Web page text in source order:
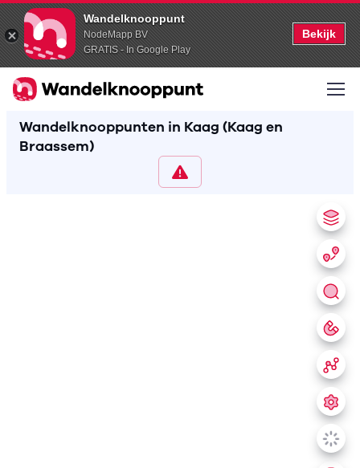
Wandelknooppunt
NodeMapp BV
GRATIS - In Google Play
Bekijk
Wandelknooppunten in Kaag (Kaag en
Braassem)